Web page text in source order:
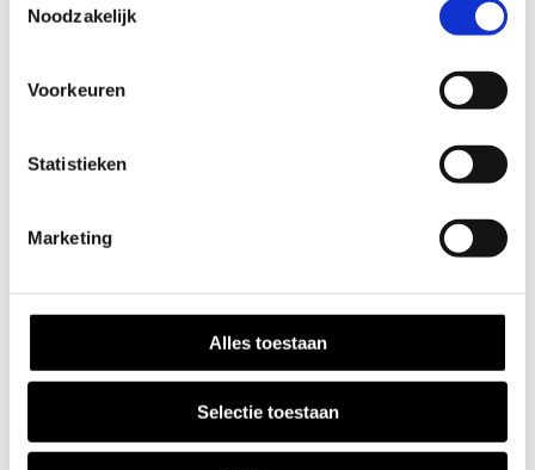
Noodzakelijk
Voorkeuren
Statistieken
Marketing
Alles toestaan
Selectie toestaan
Eigen bezorgdienst